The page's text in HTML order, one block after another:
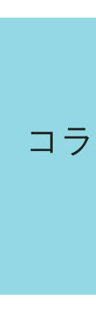
コ